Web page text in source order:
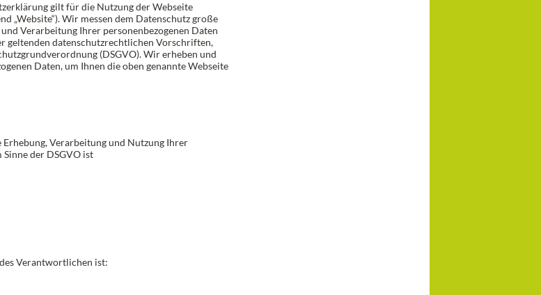
gilt für die Nutzung der Webseite
„Website“). Wir messen dem Datenschutz große
Verarbeitung Ihrer personenbezogenen Daten
geltenden datenschutzrechtlichen Vorschriften,
(DSGVO). Wir erheben und
Daten, um Ihnen die oben genannte Webseite
Verarbeitung und Nutzung Ihrer
Sinne der DSGVO ist
Verantwortlichen ist: